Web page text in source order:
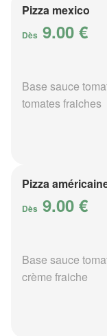
Pizza mexico
Dès 9.00 €
Base sauce
tomates fraiches
Pizza
Dès 9.00 €
Base sauce
crème fraiche